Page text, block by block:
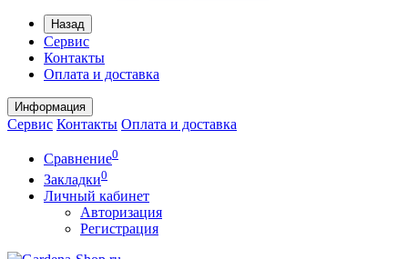
Назад
Сервис
Контакты
Оплата и доставка
Информация
Сервис Контакты Оплата и доставка
Сравнение0
Закладки0
Личный кабинет
Авторизация
Регистрация